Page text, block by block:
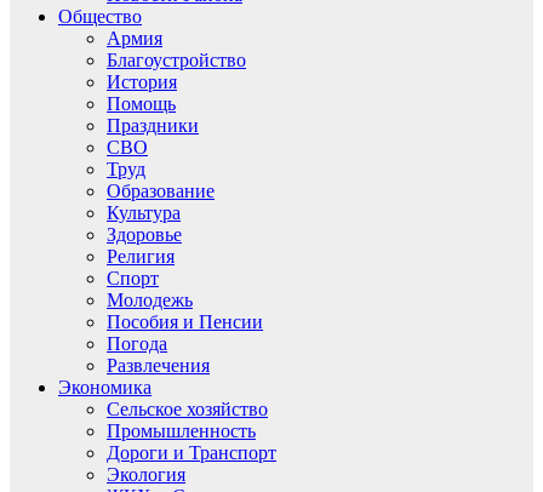
Общество
Армия
Благоустройство
История
Помощь
Праздники
СВО
Труд
Образование
Культура
Здоровье
Религия
Спорт
Молодежь
Пособия и Пенсии
Погода
Развлечения
Экономика
Сельское хозяйство
Промышленность
Дороги и Транспорт
Экология